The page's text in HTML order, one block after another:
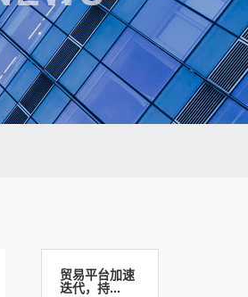
贸易平台加速
迭代，持...